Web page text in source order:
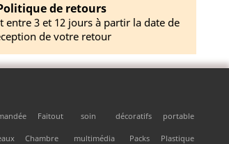
de retours
entre 3 et 12 jours à partir la date de
de votre retour
Faitout soin décoratifs portable
Chambre multimédia Packs Plastique